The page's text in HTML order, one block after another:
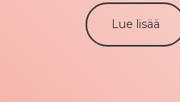
Lue lisää